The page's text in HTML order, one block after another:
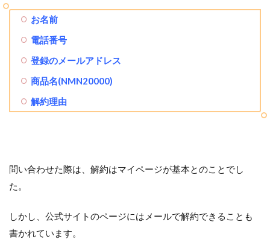
お名前
電話番号
登録のメールアドレス
商品名(NMN20000)
解約理由
問い合わせた際は、解約はマイページが基本とのことでし
た。
しかし、公式サイトのページにはメールで解約できることも
書かれています。